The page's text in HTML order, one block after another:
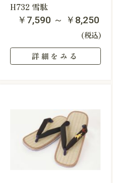
H732 雪駄
￥7,590 ～ ￥8,250
(税込)
詳細をみる